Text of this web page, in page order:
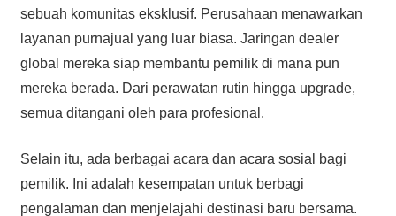
sebuah komunitas eksklusif. Perusahaan menawarkan
layanan purnajual yang luar biasa. Jaringan dealer
global mereka siap membantu pemilik di mana pun
mereka berada. Dari perawatan rutin hingga upgrade,
semua ditangani oleh para profesional.
Selain itu, ada berbagai acara dan acara sosial bagi
pemilik. Ini adalah kesempatan untuk berbagi
pengalaman dan menjelajahi destinasi baru bersama.